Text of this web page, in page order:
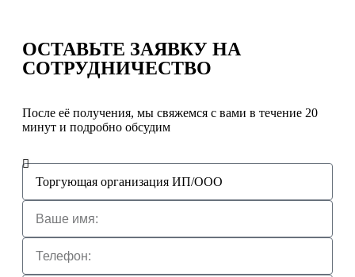
ОСТАВЬТЕ ЗАЯВКУ НА
СОТРУДНИЧЕСТВО
После её получения, мы свяжемся с вами в течение 20
минут и подробно обсудим